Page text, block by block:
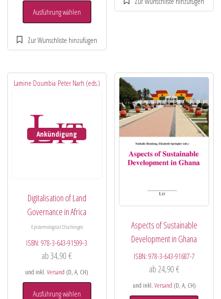
Ausführung wählen
Lamine Doumbia Peter Narh (eds.)
Ankündigung
Digitalisation of Land
Governance in Africa
Epistemological Challenges
ISBN:978-3-643-91599-3
ab34,90€
und inkl.Versand (D, A, CH)
Ausführung wählen
Aspects of Sustainable
Development in Ghana
ISBN: 978-3-643-91687-7
ab24,90 €
und inkl. Versand (D, A, CH)